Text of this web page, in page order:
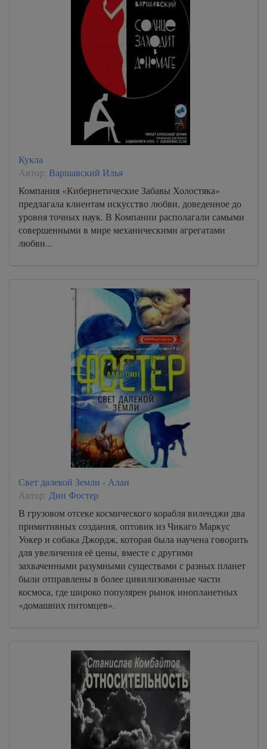
Кукла
Автор: Варшавский Илья
Компания «Кибернетические Забавы Холостяка»
предлагала клиентам искусство любви, доведенное до
уровня точных наук. В Компании располагали самыми
совершенными в мире механическими агрегатами
любви...
Свет далекой Земли - Алан
Автор: Дин Фостер
В грузовом отсеке космического корабля виленджи два
примитивных создания, оптовик из Чикаго Маркус
Уокер и собака Джордж, которая была научена говорить
для увеличения её цены, вместе с другими
захваченными разумными существами с разных планет
были отправлены в более цивилизованные части
космоса, где широко популярен рынок инопланетных
«домашних питомцев».